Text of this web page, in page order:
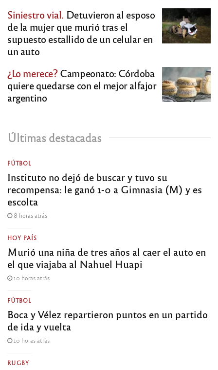
Siniestro vial. Detuvieron al esposo
de la mujer que murió tras el
supuesto estallido de un celular en
un auto
¿Lo merece?Campeonato: Córdoba
quiere quedarse con el mejor alfajor
argentino
Últimas destacadas
FÚTBOL
Instituto no dejó de buscar y tuvo su
recompensa: le ganó 1-0 a Gimnasia (M) y es
escolta
8 horas atrás
HOY PAÍS
Murió una niña de tres años al caer el auto en
el que viajaba al Nahuel Huapi
10 horas atrás
FÚTBOL
Boca y Vélez repartieron puntos en un partido
de ida y vuelta
10 horas atrás
RUGBY